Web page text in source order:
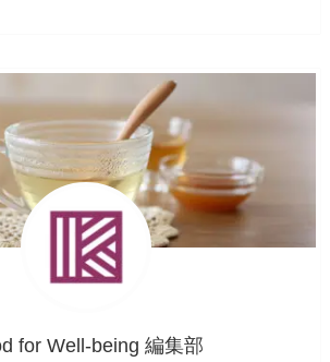
for Well-being 編集部